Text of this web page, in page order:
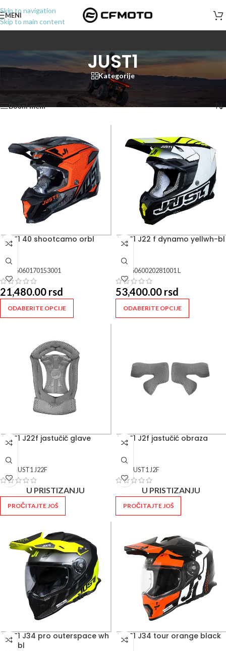
Skip to navigation
Skip to main content
MENI
JUST1
Kategorije
Proizvod označen „JUST1“
Bočni meni
JUST1 40 shootcamo orbl
6060170153001
21,480.00 rsd
ODABERITE OPCIJE
JUST1 J22 f dynamo yellwh-bl
6060020281001 L
53,400.00 rsd
ODABERITE OPCIJE
JUST1 J22f jastučič glave
JUST1 J22F
U PRISTIZANJU
PROČITAJTE JOŠ
JUST1 J2f jastučić obraza
JUST1 J2F
U PRISTIZANJU
PROČITAJTE JOŠ
JUST1 J34 pro outerspace wh
fl ye bl
JUST1 J34 tour orange black